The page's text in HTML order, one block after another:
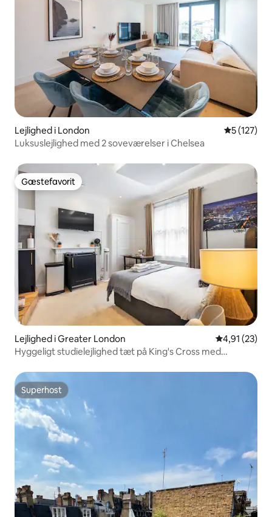
Lejlighed i London 5 ud af 5 i
5 (127)
Luksuslejlighed med 2 soveværelser i Chelsea
Gæstefavorit
Gæstefavorit
Lejlighed i Greater London 4,91 ud af 5
4,91 (23)
Hyggeligt studielejlighed tæt på King's Cross med
Superhost
Superhost